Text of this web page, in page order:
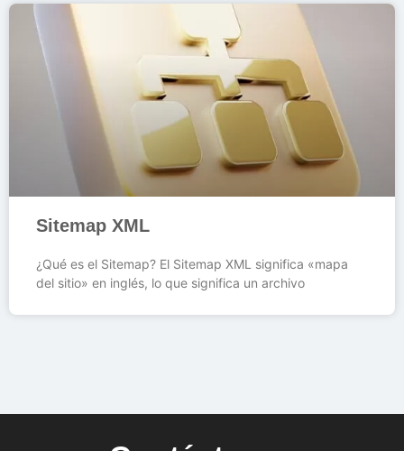
Sitemap XML
¿Qué es el Sitemap? El Sitemap XML significa «mapa
del sitio» en inglés, lo que significa un archivo